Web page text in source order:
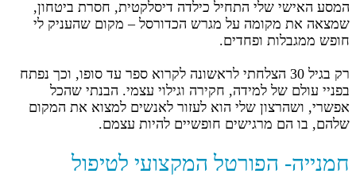
המסע האישי שלי התחיל כילדה דיסלקטית, חסרת ביטחון,
שמצאה את מקומה על מגרש הכדורסל – מקום שהעניק לי
חופש ממגבלות ופחדים.
רק בגיל 30 הצלחתי לראשונה לקרוא ספר עד סופו, וכך נפתח
בפניי עולם של למידה, חקירה וגילוי עצמי. הבנתי שהכל
אפשרי, ושהרצון שלי הוא לעזור לאנשים למצוא את המקום
שלהם, בו הם מרגישים חופשיים להיות עצמם.
חמנייה- הפורטל המקצועי לטיפול